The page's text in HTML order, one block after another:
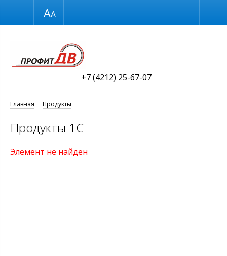
Размер шрифта
+7 (4212) 25-67-07
Главная Продукты
Продукты 1С
Элемент не найден